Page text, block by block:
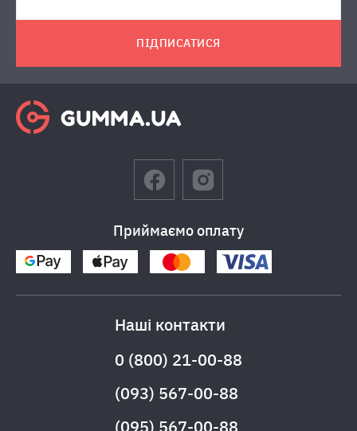
ПІДПИСАТИСЯ
Приймаємо оплату
Наші контакти
0 (800) 21-00-88
(093) 567-00-88
(095) 567-00-88